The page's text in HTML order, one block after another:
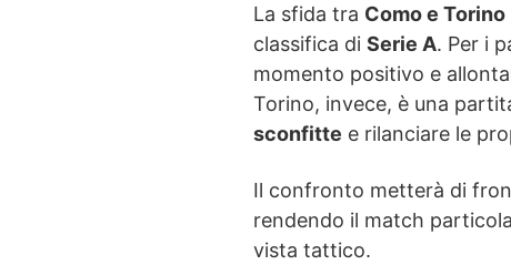
La sfida tra Como e Torino
classifica di Serie A. Per i
momento positivo e
Torino, invece, è una
sconfitte e rilanciare le
Il confronto metterà di
rendendo il match
vista tattico.